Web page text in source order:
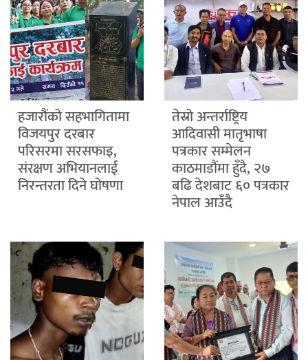
हजारौंको सहभागितामा
विजयपुर दरबार
परिसरमा सरसफाइ,
संरक्षण अभियानलाई
निरन्तरता दिने घोषणा
तेस्रो अन्तर्राष्ट्रिय
आदिवासी मातृभाषा
पत्रकार सम्मेलन
काठमाडौंमा हुँदै, २७
बढि देशबाट ६० पत्रकार
नेपाल आउँदै